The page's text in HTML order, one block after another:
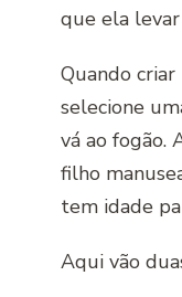
que ela levar
Quando criar
selecione
vá ao fogão.
filho
tem idade
Aqui vão